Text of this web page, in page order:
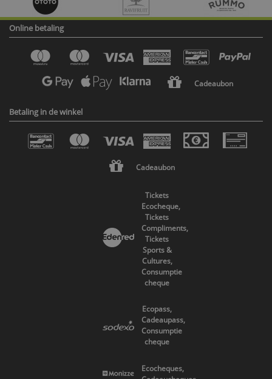
Online betaling
Cadeaubon
Betaling in de winkel
Cadeaubon
Tickets
Ecocheque,
Tickets
Compliments,
Tickets
Sports &
Cultures,
Consumptie
cheque
Ecopass,
Cadeaupass,
Consumptie
cheque
Ecocheques,